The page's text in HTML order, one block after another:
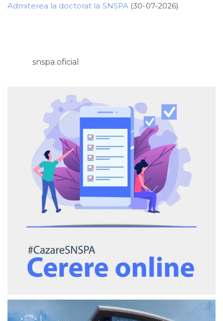
Admiterea la doctorat la SNSPA (30-07-2026)
snspa.oficial